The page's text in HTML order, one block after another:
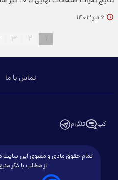
۶ تیر ۱۴۰۳
۱ ۲ ۳
تماس با ما
گپ تلگرام
تمام حقوق مادی و معنوی این سایت
از مطالب با ذکر